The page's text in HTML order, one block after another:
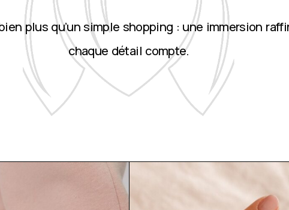
bien plus qu’un simple shopping : une immersion
chaque détail compte.